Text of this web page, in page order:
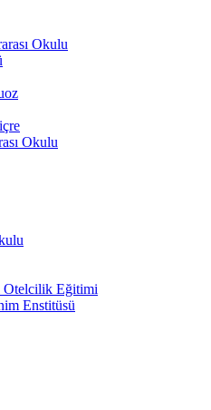
Okulu
Okulu
Otelcilik Eğitimi
Enstitüsü